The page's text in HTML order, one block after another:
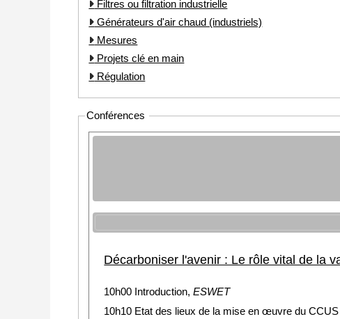
Filtres ou filtration industrielle
Générateurs d'air chaud (industriels)
Mesures
Projets clé en main
Régulation
Conférences
Décarboniser l'avenir : Le rôle vital de la
10h00 Introduction,ESWET
10h10 Etat des lieux de la mise en œuvre du